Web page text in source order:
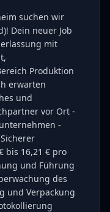
suchen wir
Dein neuer Job
mit
Produktion
erwarten
und
vor Ort -
-
bis 16,21 € pro
und Führung
des
und Verpackung